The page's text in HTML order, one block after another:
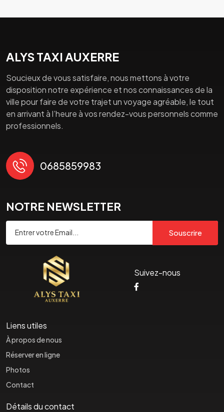
ALYS TAXI AUXERRE
Soucieux de vous satisfaire, nous mettons à votre
disposition notre expérience et nos connaissances de la
ville pour faire de votre trajet un voyage agréable, le tout
en arrivant à l’heure à vos rendez-vous personnels comme
professionnels.
0685859983
NOTRE NEWSLETTER
Souscrire
Suivez-nous
Liens utiles
À propos de nous
Réserver en ligne
Photos
Contact
Détails du contact